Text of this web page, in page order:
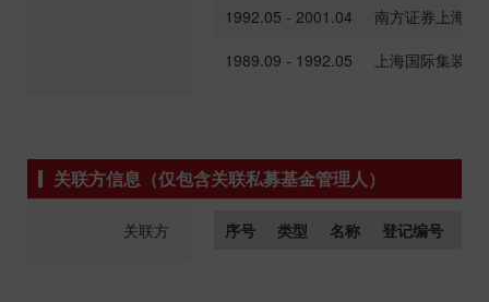
1992.05 - 2001.04
南方证券上海分
1989.09 - 1992.05
上海国际集装
关联方信息（仅包含关联私募基金管理人）
关联方 序号 类型 名称 登记编号